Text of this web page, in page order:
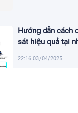
Hướng dẫn cách
sát hiệu quả tại
22:16 03/04/2025